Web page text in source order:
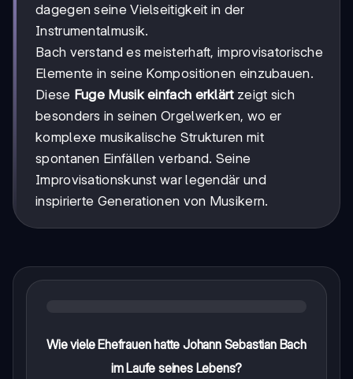
dagegen seine Vielseitigkeit in der
Instrumentalmusik.
Bach verstand es meisterhaft, improvisatorische
Elemente in seine Kompositionen einzubauen.
Diese Fuge Musik einfach erklärtzeigt sich
besonders in seinen Orgelwerken, wo er
komplexe musikalische Strukturen mit
spontanen Einfällen verband. Seine
Improvisationskunst war legendär und
inspirierte Generationen von Musikern.
Wie viele Ehefrauen hatte Johann Sebastian Bach
im Laufe seines Lebens?